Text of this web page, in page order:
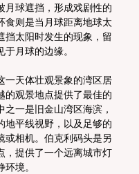
月球遮挡，形成戏剧性的
食则是当月球距离地球太
挡太阳时发生的现象，留
月球的边缘。
一天体壮观景象的湾区居
的观景地点提供了最佳的
之一是旧金山湾区海滨，
地平线视野，以及足够的
或相机。伯克利码头是另
，提供了一个远离城市灯
境。